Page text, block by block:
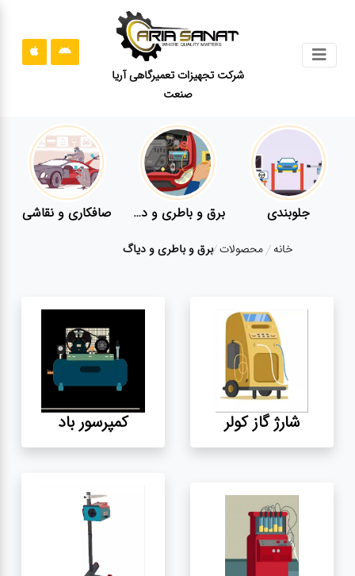
شرکت تجهیزات تعمیرگاهی آریا
صنعت
قوانین
سایت
ارتباط
تعویض
مکانیکی
جلوبندی
جلوبندی برق و باطری و دیاگ صافکاری و نقاشی
خانه محصولات برق و باطری و دیاگ
شارژ گاز کولر کمپرسور باد